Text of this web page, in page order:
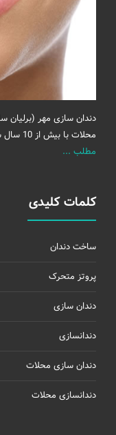
دندان سازی مهر (برلیان
محلات با بیش از 10 سال سابقه خدمت به مردم عزیز ایران است.
مطلب ...
کلمات کلیدی
ساخت دندان
پروتز متحرک
دندان سازی
دندانسازی
دندان سازی محلات
دندانسازی محلات